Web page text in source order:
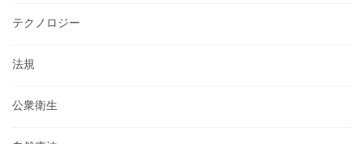
テクノロジー
法規
公衆衛生